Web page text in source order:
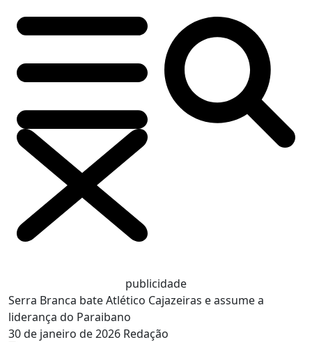
publicidade
Serra Branca bate Atlético Cajazeiras e assume a
liderança do Paraibano
30 de janeiro de 2026 Redação